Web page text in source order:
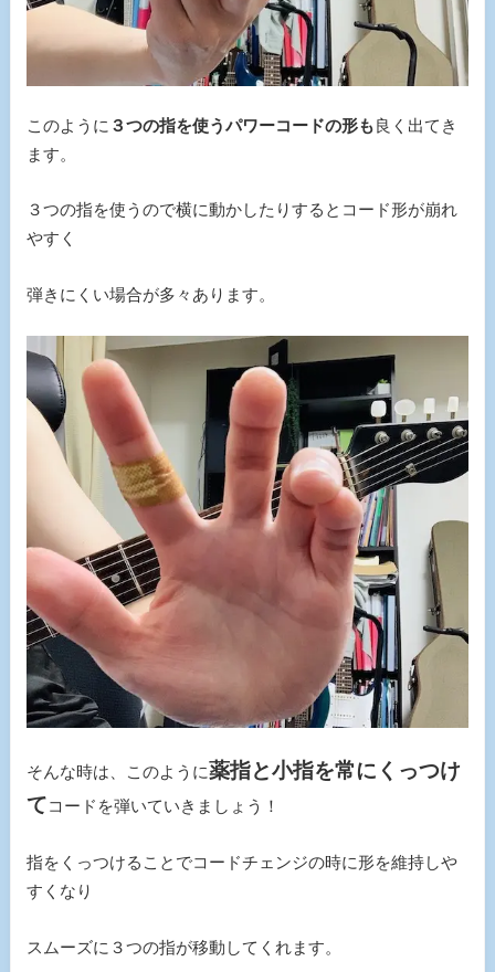
このように ３つの指を使うパワーコードの形も良く出てき
ます。
３つの指を使うので横に動かしたりするとコード形が崩れ
やすく
弾きにくい場合が多々あります。
そんな時は、このように薬指と小指を常にくっつけ
てコードを弾いていきましょう！
指をくっつけることでコードチェンジの時に形を維持しや
すくなり
スムーズに３つの指が移動してくれます。